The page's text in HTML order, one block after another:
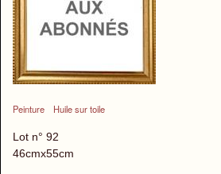
Peinture Huile sur toile
Lot n° 92
46cmx55cm